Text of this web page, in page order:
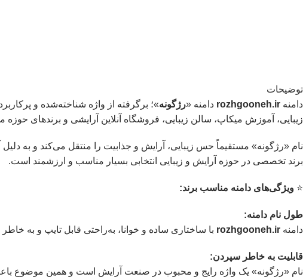
توضیحات
دامنه rozhgooneh.ir دامنه «رژگونه»؛ برگرفته از واژه شناخته‌شده و
زیبایی، آموزش میکاپ، سالن زیبایی، فروشگاه آنلاین آرایشی و برندهای
نام «رژگونه» مستقیماً حس زیبایی، آرایش و جذابیت را منتقل می‌کند و به
برند تخصصی در حوزه آرایش و زیبایی انتخابی بسیار مناسب و ارزشمند است.
⭐️ ویژگی‌های دامنه مناسب برند:
طول نام دامنه:
دامنه rozhgooneh.ir با ساختاری ساده و خوانا، به‌راحتی قابل تایپ و به
قابلیت به خاطر سپردن:
نام «رژگونه» یک واژه رایج و محبوب در صنعت آرایش است و همین موضوع